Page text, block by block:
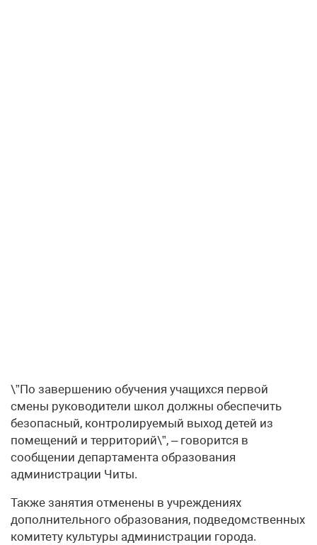
\”По завершению обучения учащихся первой
смены руководители школ должны обеспечить
безопасный, контролируемый выход детей из
помещений и территорий\”, – говорится в
сообщении департамента образования
администрации Читы.
Также занятия отменены в учреждениях
дополнительного образования, подведомственных
комитету культуры администрации города.